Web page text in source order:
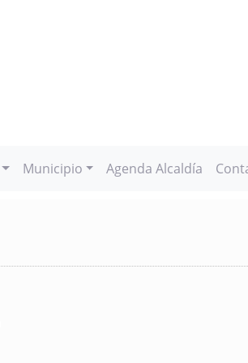
Municipio Agenda Alcaldía